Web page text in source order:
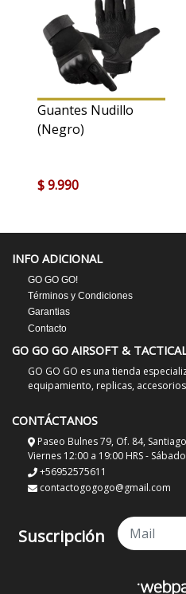
Guantes Nudillo
(Negro)
$ 9.990
INFO ADICIONAL
GO GO GO!
Términos y Condiciones
Garantias
Contacto
GO GO GO AIRSOFT &
GO GO GO es una tienda
equipamiento, replicas,
CONTÁCTANOS
Paseo Bulnes 79, Of. 84,
Viernes 12:00 a 19:00 HRS -
+56952575611
contactogogogo@gmail.com
Suscripción